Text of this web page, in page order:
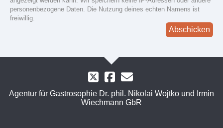
personenbezogene Daten. Die Nutzung deines echten Namens ist
freiwillig.
Abschicken
Agentur für Gastrosophie Dr. phil. Nikolai Wojtko und Irmin
Wiechmann GbR